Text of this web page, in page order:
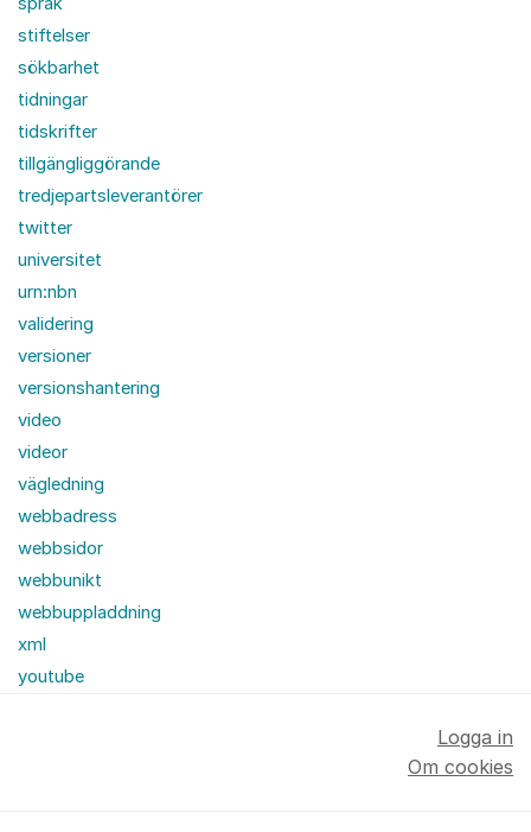
stiftelser
sökbarhet
tidningar
tidskrifter
tillgängliggörande
tredjepartsleverantörer
twitter
universitet
urn:nbn
validering
versioner
versionshantering
video
videor
vägledning
webbadress
webbsidor
webbunikt
webbuppladdning
xml
youtube
Logga in
Om cookies